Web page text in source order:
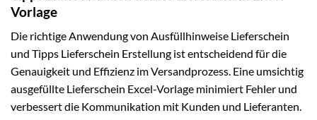
Vorlage
Die richtige Anwendung von Ausfüllhinweise Lieferschein
und Tipps Lieferschein Erstellung ist entscheidend für die
Genauigkeit und Effizienz im Versandprozess. Eine umsichtig
ausgefüllte Lieferschein Excel-Vorlage minimiert Fehler und
verbessert die Kommunikation mit Kunden und Lieferanten.